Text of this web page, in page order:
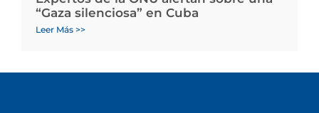
“Gaza silenciosa” en Cuba
Leer Más >>